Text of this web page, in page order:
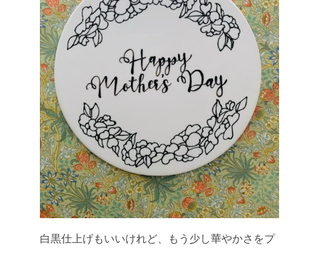
白黒仕上げもいいけれど、もう少し華やかさをプ